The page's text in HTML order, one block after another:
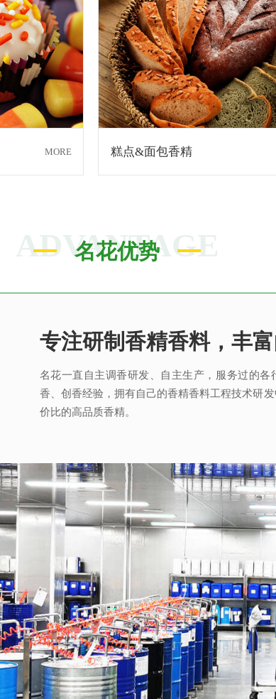
MORE 糕点&面包香精
ADVANTAGE
名花优势
专注研制香精香料，丰
名花一直自主调香研发、自主生产，服务过的
香、创香经验，拥有自己的香精香料工程技术研
价比的高品质香精。
香精香料工程技术研究
需求
名花凝聚了一支博士专家组成的创新团队，与国
承担有国家、省、市级科技创新项目5项，已建成
每一味香皆是调香师对
创香是建立在大量应用研究与体验感受，集科
好，捕捉灵感的瞬间，感受香之魂与香之韵，研
定、健康的条件下，每一味香皆是名花调香师对
针对客户的要求提供相
名花的应用及技术服务中心，汇聚了多位优秀
时，名花也积极参与客户的产品研究与开发过程
户的新品开发提供具有更高效率、更高质量的技术
完善的质量管理体系、
名花质量保证体系由多位工作严谨、经验丰富的
质量管理体系、先进的检验检测设备，我们从原
和安全性。
专注研制香精香料，丰
名花一直自主调香研发、自主生产，服务过的
香、创香经验，拥有自己的香精香料工程技术研
价比的高品质香精。
现代化高标准香精生产
名花斥巨资在广东省清远市建成新的高标准香精
达8000吨以上，为名花强大稳定的供货能力及
为厂商提供高品质香精!
真心酿香味 芬芳传五洲
名花公司之所以能在业务上发展迅速，很大程度
量以及缩短交货期的需求，对于客户的紧急要求
专业高效优势，及时解决客户之急。